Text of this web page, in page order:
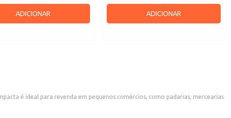
ADICIONAR ADICIONAR
é ideal para revenda em pequenos comércios, como padarias, mercearias